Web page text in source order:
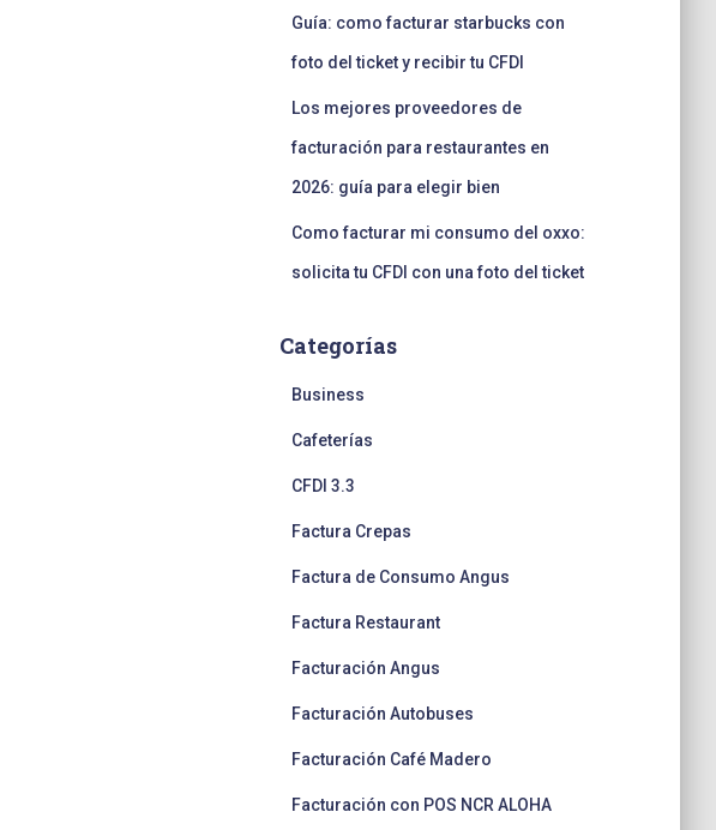
Guía: como facturar starbucks con
foto del ticket y recibir tu CFDI
Los mejores proveedores de
facturación para restaurantes en
2026: guía para elegir bien
Como facturar mi consumo del oxxo:
solicita tu CFDI con una foto del ticket
Categorías
Business
Cafeterías
CFDI 3.3
Factura Crepas
Factura de Consumo Angus
Factura Restaurant
Facturación Angus
Facturación Autobuses
Facturación Café Madero
Facturación con POS NCR ALOHA